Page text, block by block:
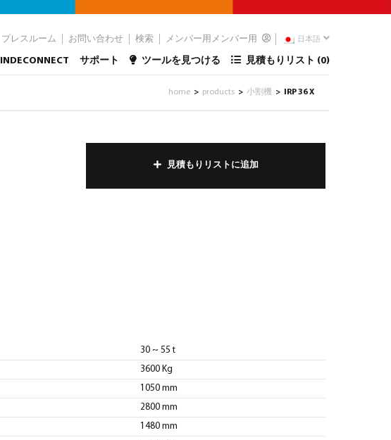
プレスルーム お問い合わせ 検索 メンバー用メンバー用 日本語
INDECONNECT サポート ツールを見つける 見積もりリスト (0)
home > products > 小割機 > IRP 36 X
見積もりリストに追加
30 ~ 55 t
3600 Kg
1050 mm
2800 mm
1480 mm